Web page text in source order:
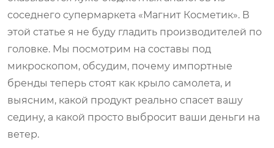
соседнего супермаркета «Магнит Косметик». В
этой статье я не буду гладить производителей по
головке. Мы посмотрим на составы под
микроскопом, обсудим, почему импортные
бренды теперь стоят как крыло самолета, и
выясним, какой продукт реально спасет вашу
седину, а какой просто выбросит ваши деньги на
ветер.